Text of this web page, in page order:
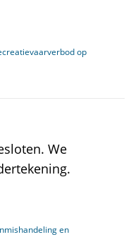
op
We
en